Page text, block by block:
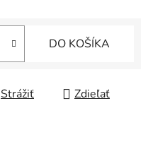
DO KOŠÍKA
Strážiť Zdieľať